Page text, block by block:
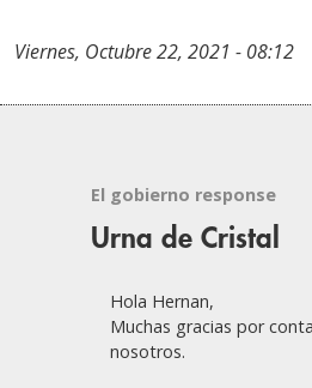
Viernes, Octubre 22, 2021 - 08:12
El gobierno response
Urna de Cristal
Hola Hernan,
Muchas gracias por
nosotros.